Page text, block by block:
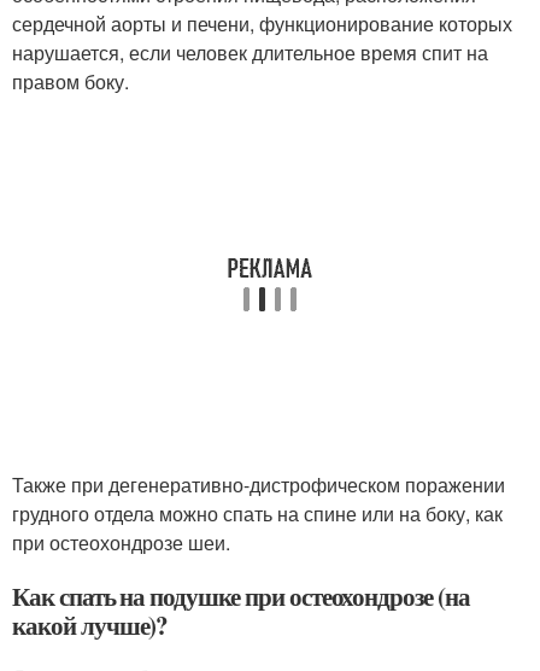
сердечной аорты и печени, функционирование которых
нарушается, если человек длительное время спит на
правом боку.
Также при дегенеративно-дистрофическом поражении
грудного отдела можно спать на спине или на боку, как
при остеохондрозе шеи.
Как спать на подушке при остеохондрозе (на
какой лучше)?